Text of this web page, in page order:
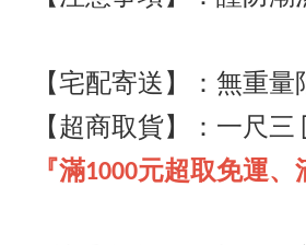
【宅配寄送】 ： 無重量
【超商取貨】
：一尺三 [
『滿1000元超取免運、